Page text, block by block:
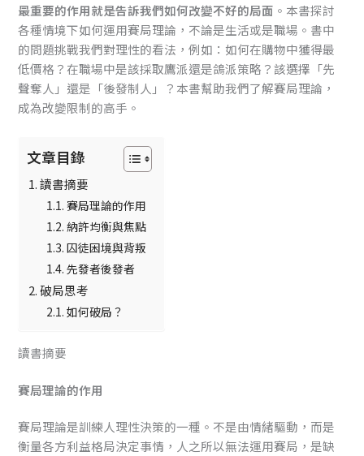
最重要的作用就是告訴我們如何改變不好的局面 。本書探討
各種情境下如何運用賽局理論，不論是生活或是職場。書中
的問題挑戰我們對理性的看法，例如：如何在購物中獲得最
低價格？在職場中是該採取鷹派還是鴿派策略？該選擇「先
聲奪人」還是「後發制人」？本書幫助我們了解賽局理論，
成為改變限制的高手。
文章目錄
讀書摘要
賽局理論的作用
納許均衡與焦點
囚徒困境與背叛
先發者後發者
破局思考
如何破局？
讀書摘要
賽局理論的作用
賽局理論是訓練人理性決策的一種。不是由情緒驅動，而是
衡量各方利益格局決定事情，人之所以無法運用賽局，是缺